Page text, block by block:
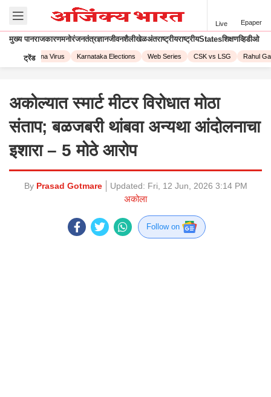
Live Epaper
मुख्य पानराजकारणमनोरंजनतंत्रज्ञानजीवनशैलीखेळअंतराष्ट्रीयराष्ट्रीयStatesशिक्षणव्हिडीओ
ट्रेंड
Corona Virus Karnataka Elections Web Series CSK vs LSG Rahul
अकोल्यात स्मार्ट मीटर विरोधात मोठा
संताप; बळजबरी थांबवा अन्यथा आंदोलनाचा
इशारा – 5 मोठे आरोप
By Prasad Gotmare Updated: Fri, 12 Jun, 2026 3:14 PM
अकोला
Follow on